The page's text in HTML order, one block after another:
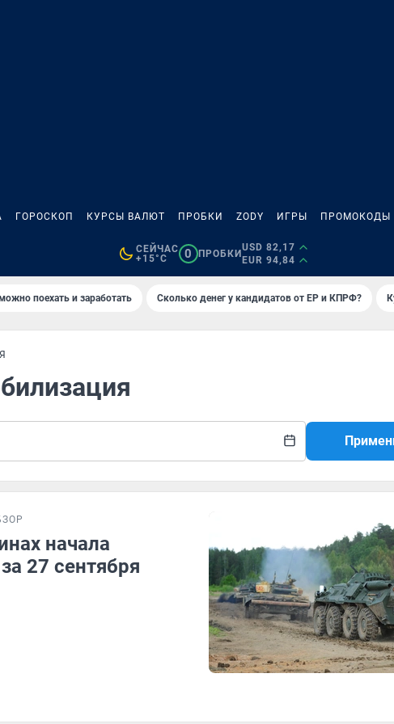
ГОРОСКОП КУРСЫ ВАЛЮТ ПРОБКИ ZODY ИГРЫ ПРОМОКОДЫ
СЕЙЧАС
+15°C
0 ПРОБКИ
USD 82,17
EUR 94,84
поехать и заработать Сколько денег у кандидатов от ЕР и КПРФ?
начала
27 сентября